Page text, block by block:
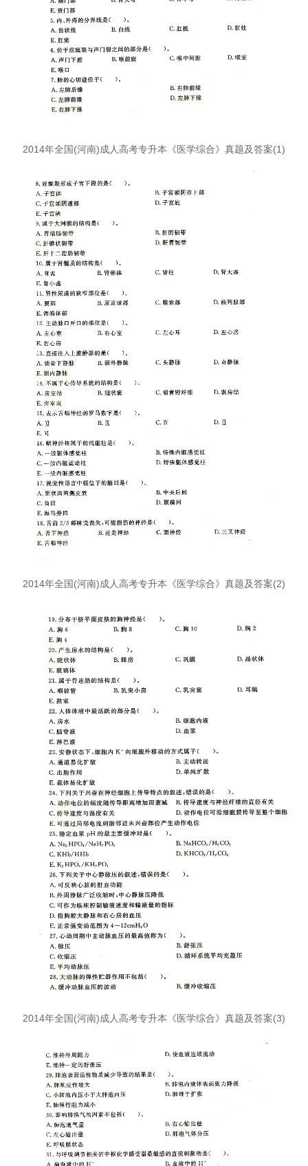
2014年全国(河南)成人高考专升本《医学综合》真题及答案(1)
2014年全国(河南)成人高考专升本《医学综合》真题及答案(2)
2014年全国(河南)成人高考专升本《医学综合》真题及答案(3)